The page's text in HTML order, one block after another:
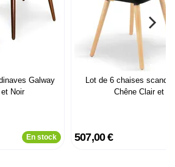
Galway
Noir
En stock
Lot de 6 chaises
Chêne Clair et
507,00 €